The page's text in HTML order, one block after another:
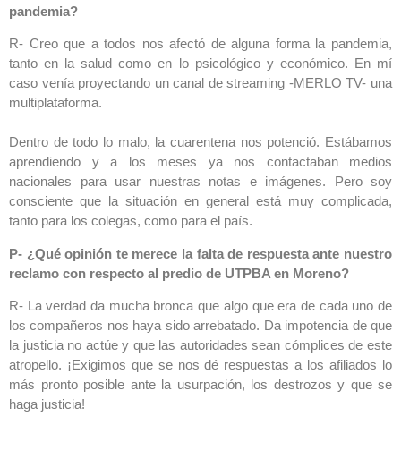
pandemia?
R- Creo que a todos nos afectó de alguna forma la pandemia,
tanto en la salud como en lo psicológico y económico. En mí
caso venía proyectando un canal de streaming -MERLO TV- una
multiplataforma.
Dentro de todo lo malo, la cuarentena nos potenció. Estábamos
aprendiendo y a los meses ya nos contactaban medios
nacionales para usar nuestras notas e imágenes. Pero soy
consciente que la situación en general está muy complicada,
tanto para los colegas, como para el país.
P- ¿Qué opinión te merece la falta de respuesta ante nuestro
reclamo con respecto al predio de UTPBA en Moreno?
R- La verdad da mucha bronca que algo que era de cada uno de
los compañeros nos haya sido arrebatado. Da impotencia de que
la justicia no actúe y que las autoridades sean cómplices de este
atropello. ¡Exigimos que se nos dé respuestas a los afiliados lo
más pronto posible ante la usurpación, los destrozos y que se
haga justicia!